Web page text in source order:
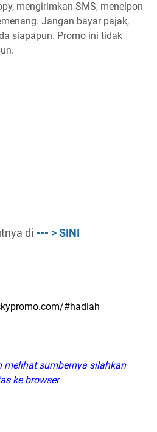
mengirimkan SMS, menelpon
Jangan bayar pajak,
siapapun. Promo ini tidak
di --- > SINI
#hadiah
melihat sumbernya silahkan
ke browser